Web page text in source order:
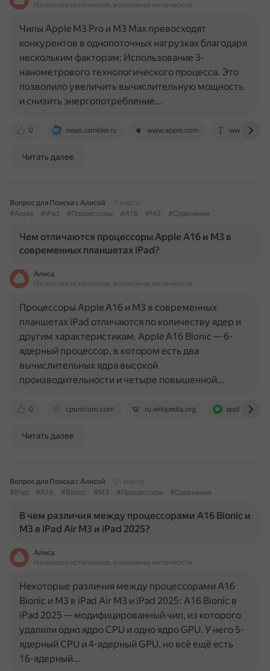
На основе источников, возможны неточности
0 news.rambler.ru www.apple.com
Чипы Apple M3 Pro и M3 Max превосходят
конкурентов в однопоточных нагрузках благодаря
нескольким факторам: Использование 3-
нанометрового технологического процесса. Это
позволило увеличить вычислительную мощность
и снизить энергопотребление…
Читать далее
Вопрос для Поиска с Алисой
7 марта
#Apple
#IPad #Процессоры #A16 #M3 #Сравнение
Чем отличаются процессоры Apple A16 и M3 в
современных планшетах iPad?
Алиса
На основе источников, возможны неточности
0 cpunicorn.com ru.wikipedia.org
Процессоры Apple A16 и M3 в современных
планшетах iPad отличаются по количеству ядер и
другим характеристикам. Apple A16 Bionic — 6-
ядерный процессор, в котором есть два
вычислительных ядра высокой
производительности и четыре повышенной…
Читать далее
Вопрос для Поиска с Алисой
21 марта
#IPad
#A16 #Bionic #M3 #Процессоры #Сравнение
В чем различия между процессорами A16 Bionic и
M3 в iPad Air M3 и iPad 2025?
Алиса
На основе источников, возможны неточности
Некоторые различия между процессорами A16
Bionic и M3 в iPad Air M3 и iPad 2025: A16 Bionic в
iPad 2025 — модифицированный чип, из которого
удалили одно ядро CPU и одно ядро GPU. У него 5-
ядерный CPU и 4-ядерный GPU, но всё ещё есть
16-ядерный…